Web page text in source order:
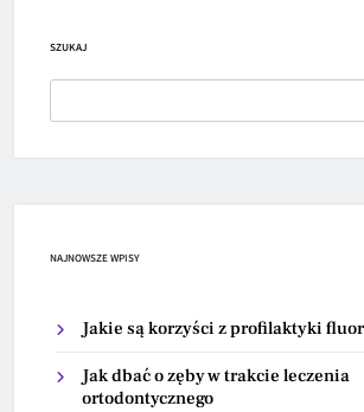
SZUKAJ
NAJNOWSZE WPISY
Jakie są korzyści z profilaktyki
Jak dbać o zęby w trakcie leczenia
ortodontycznego